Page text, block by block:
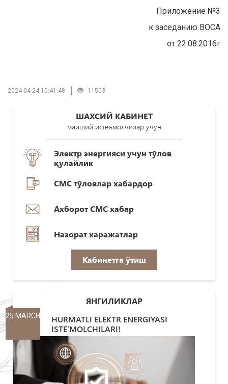
Приложение №3
к заседанию ВОСА
от 22.08.2016г
2024-04-24 10:41:48 11503
ШАХСИЙ КАБИНЕТ
маиший истеъмолчилар учун
Электр энергияси учун тўлов
қулайлик
СМС тўловлар хабардор
Ахборот СМС хабар
Назорат харажатлар
Кабинетга ўтиш
ЯНГИЛИКЛАР
25 MARCH
HURMATLI ELEKTR ENERGIYASI
ISTE’MOLCHILARI!